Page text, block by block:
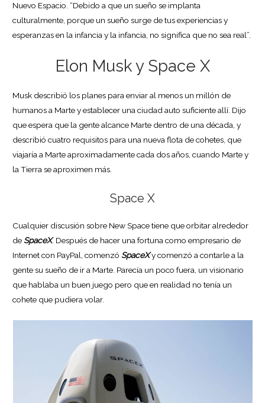
Nuevo Espacio. “Debido a que un sueño se implanta
culturalmente, porque un sueño surge de tus experiencias y
esperanzas en la infancia y la infancia, no significa que no sea real”.
Elon Musk y Space X
Musk describió los planes para enviar al menos un millón de
humanos a Marte y establecer una ciudad auto suficiente allí. Dijo
que espera que la gente alcance Marte dentro de una década, y
describió cuatro requisitos para una nueva flota de cohetes, que
viajaría a Marte aproximadamente cada dos años, cuando Marte y
la Tierra se aproximen más.
Space X
Cualquier discusión sobre New Space tiene que orbitar alrededor
deSpaceX. Después de hacer una fortuna como empresario de
Internet con PayPal, comenzóSpaceXy comenzó a contarle a la
gente su sueño de ir a Marte. Parecía un poco fuera, un visionario
que hablaba un buen juego pero que en realidad no tenía un
cohete que pudiera volar.